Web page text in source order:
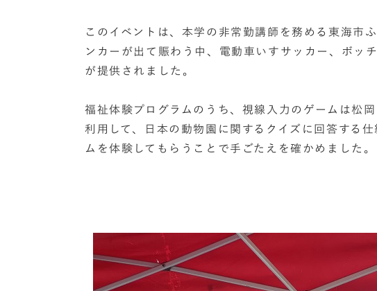
このイベントは、本学の非常勤講師を務める東海市
ンカーが出て賑わう中、電動車いすサッカー、ボッ
が提供されました。
福祉体験プログラムのうち、視線入力のゲームは松
利用して、日本の動物園に関するクイズに回答する
ムを体験してもらうことで手ごたえを確かめました。